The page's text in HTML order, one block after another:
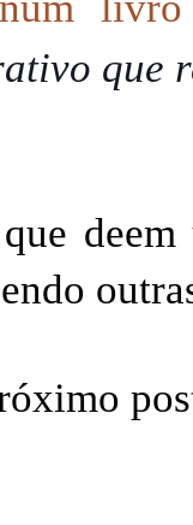
que